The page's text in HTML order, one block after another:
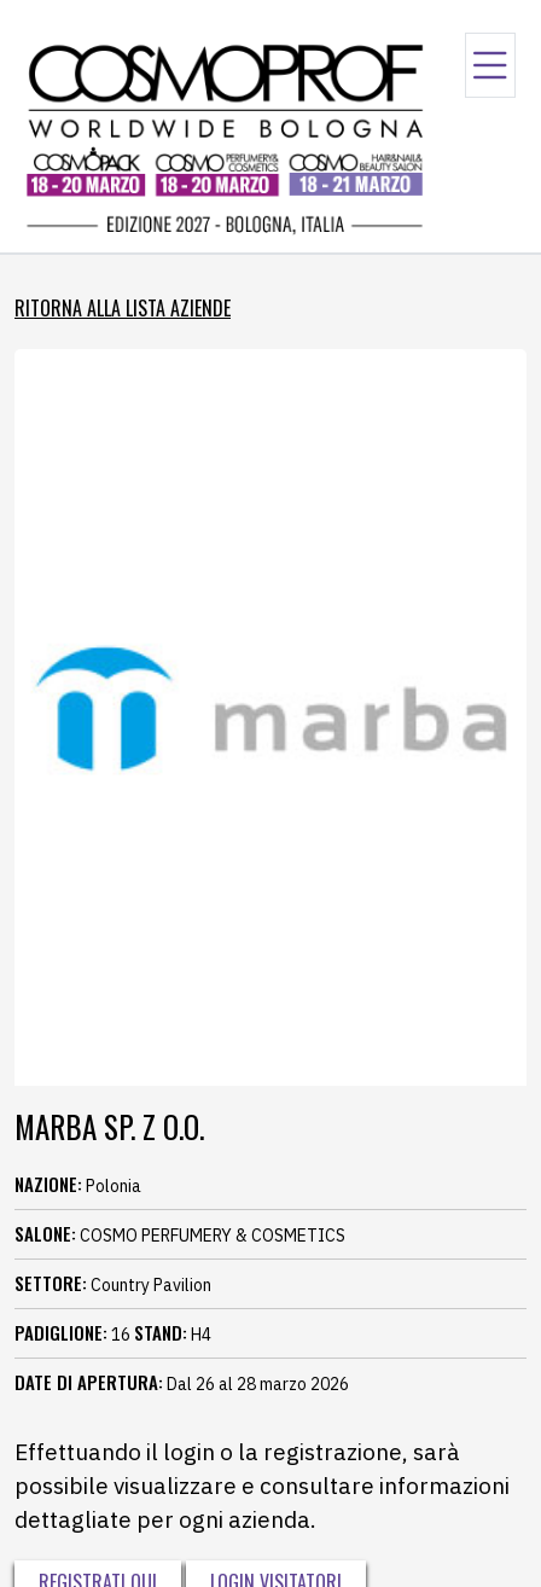
RITORNA ALLA LISTA AZIENDE
MARBA SP. Z O.O.
NAZIONE: Polonia
SALONE: COSMO PERFUMERY & COSMETICS
SETTORE: Country Pavilion
PADIGLIONE: 16 STAND: H4
DATE DI APERTURA: Dal 26 al 28 marzo 2026
Effettuando il login o la registrazione, sarà
possibile visualizzare e consultare informazioni
dettagliate per ogni azienda.